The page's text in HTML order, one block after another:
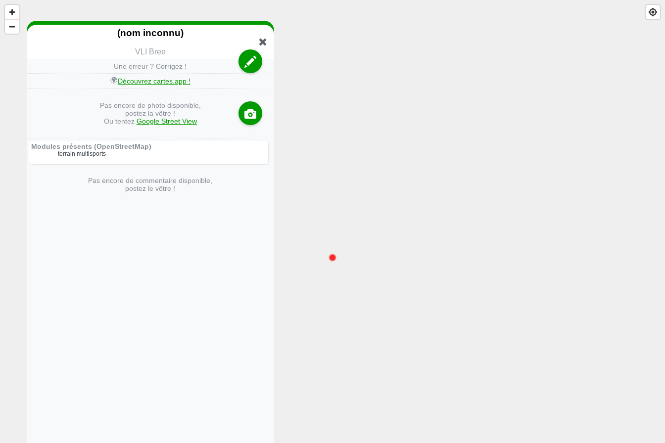
(nom inconnu)
VLI Bree
Une erreur ? Corrigez !
🌍Découvrez cartes.app !
Pas encore de photo disponible,
postez la vôtre !
Ou tentez Google Street View
Modules présents (OpenStreetMap)
terrain multisports
Pas encore de commentaire disponible,
postez le vôtre !